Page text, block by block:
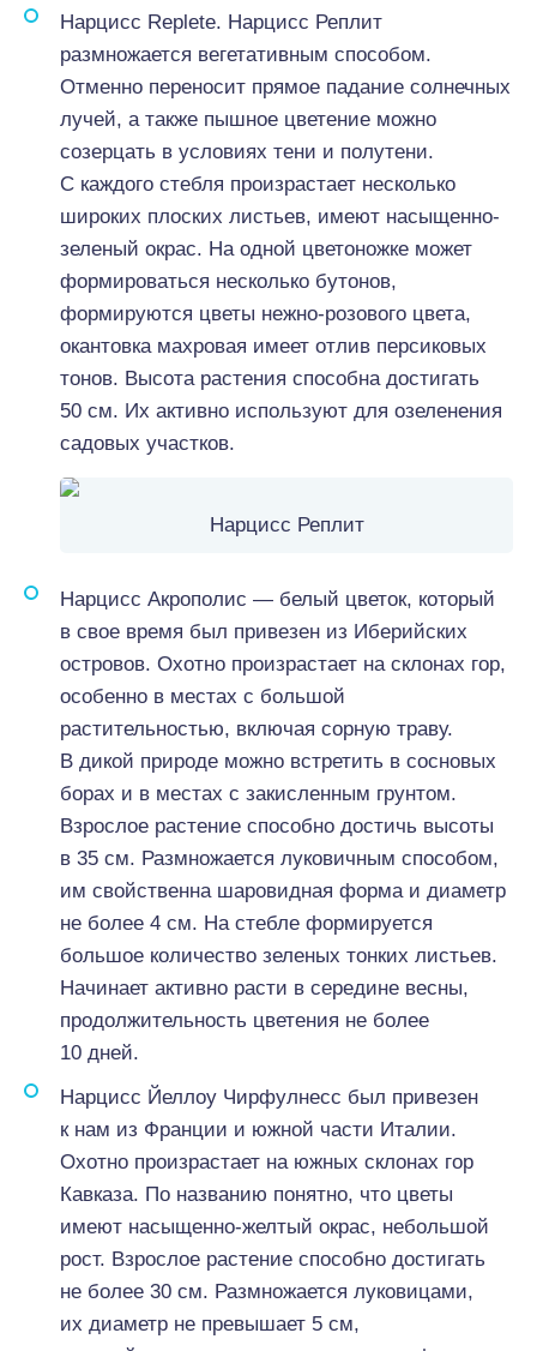
Нарцисс Replete. Нарцисс Реплит
размножается вегетативным способом.
Отменно переносит прямое падание солнечных
лучей, а также пышное цветение можно
созерцать в условиях тени и полутени.
С каждого стебля произрастает несколько
широких плоских листьев, имеют насыщенно-
зеленый окрас. На одной цветоножке может
формироваться несколько бутонов,
формируются цветы нежно-розового цвета,
окантовка махровая имеет отлив персиковых
тонов. Высота растения способна достигать
50 см. Их активно используют для озеленения
садовых участков.
Нарцисс Реплит
Нарцисс Акрополис — белый цветок, который
в свое время был привезен из Иберийских
островов. Охотно произрастает на склонах гор,
особенно в местах с большой
растительностью, включая сорную траву.
В дикой природе можно встретить в сосновых
борах и в местах с закисленным грунтом.
Взрослое растение способно достичь высоты
в 35 см. Размножается луковичным способом,
им свойственна шаровидная форма и диаметр
не более 4 см. На стебле формируется
большое количество зеленых тонких листьев.
Начинает активно расти в середине весны,
продолжительность цветения не более
10 дней.
Нарцисс Йеллоу Чирфулнесс был привезен
к нам из Франции и южной части Италии.
Охотно произрастает на южных склонах гор
Кавказа. По названию понятно, что цветы
имеют насыщенно-желтый окрас, небольшой
рост. Взрослое растение способно достигать
не более 30 см. Размножается луковицами,
их диаметр не превышает 5 см,